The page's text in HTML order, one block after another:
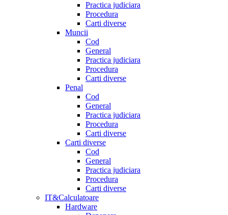
Practica judiciara
Procedura
Carti diverse
Muncii
Cod
General
Practica judiciara
Procedura
Carti diverse
Penal
Cod
General
Practica judiciara
Procedura
Carti diverse
Carti diverse
Cod
General
Practica judiciara
Procedura
Carti diverse
IT&Calculatoare
Hardware